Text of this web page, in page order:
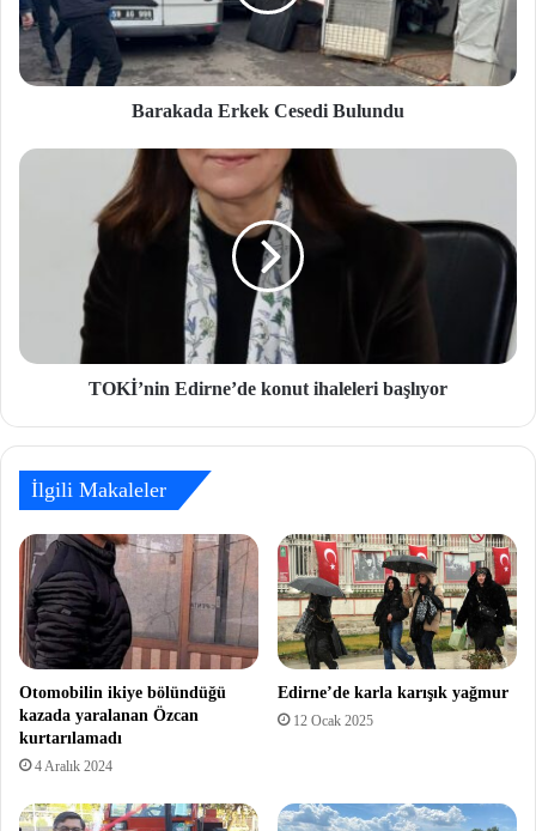
Barakada Erkek Cesedi Bulundu
TOKİ’nin Edirne’de konut ihaleleri başlıyor
İlgili Makaleler
Otomobilin ikiye bölündüğü
kazada yaralanan Özcan
kurtarılamadı
4 Aralık 2024
Edirne’de karla karışık yağmur
12 Ocak 2025